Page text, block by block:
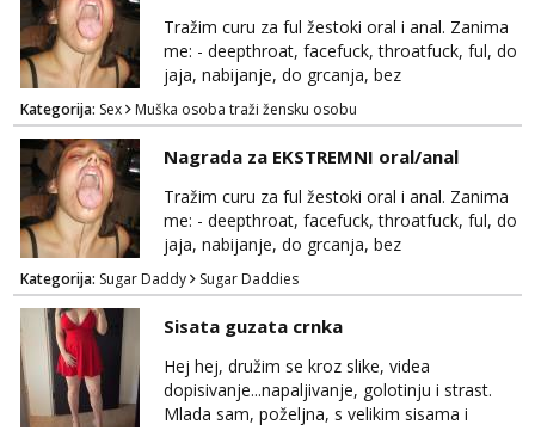
Tražim curu za ful žestoki oral i anal. Zanima
me: - deepthroat, facefuck, throatfuck, ful, do
jaja, nabijanje, do grcanja, bez
ograničavanja... - fisting (ili big insertions),
gaping, DAP/TAP, prolapse, sirenje... Ako
možeš nešto od toga i spremna si, javi se.
Kategorija: Sex Muška osoba traži žensku osobu
Nagrada za EKSTREMNI oral/anal
Tražim curu za ful žestoki oral i anal. Zanima
me: - deepthroat, facefuck, throatfuck, ful, do
jaja, nabijanje, do grcanja, bez
ograničavanja... - fisting (ili big insertions),
gaping, DAP/TAP, prolapse, sirenje... Ako
možeš nešto od toga i spremna si, javi se.
Nagrada po želji (od 500€ naviše, ovisi o
tome sto možeš)
Kategorija: Sugar Daddy Sugar Daddies
Sisata guzata crnka
Hej hej, družim se kroz slike, videa
dopisivanje...napaljivanje, golotinju i strast.
Mlada sam, poželjna, s velikim sisama i